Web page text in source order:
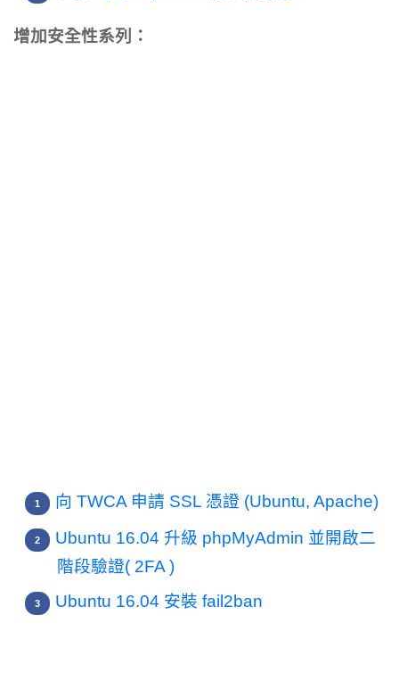
增加安全性系列：
向 TWCA 申請 SSL 憑證 (Ubuntu, Apache)
Ubuntu 16.04 升級 phpMyAdmin 並開啟二
階段驗證( 2FA )
Ubuntu 16.04 安裝 fail2ban